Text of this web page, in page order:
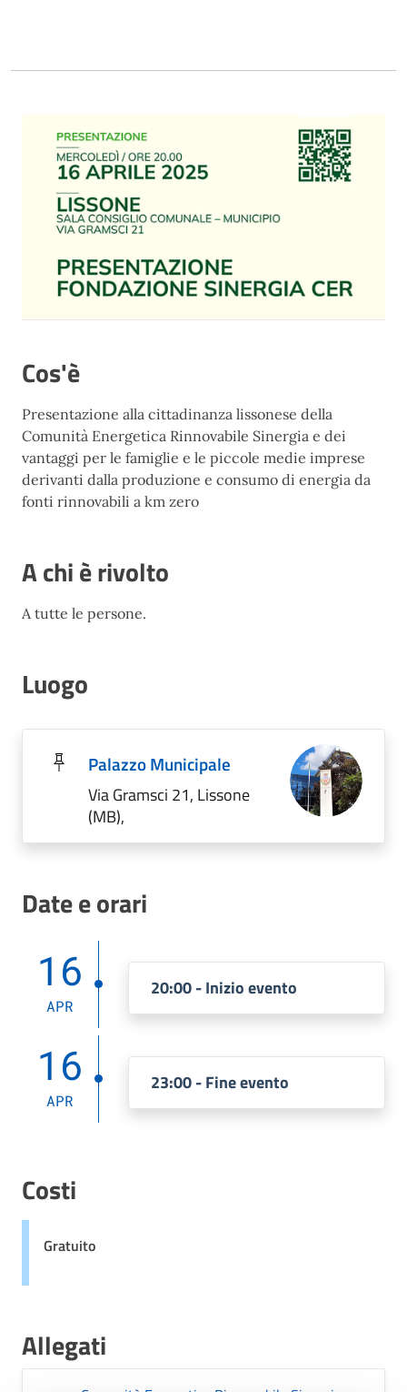
Cos'è
Presentazione alla cittadinanza lissonese della
Comunità Energetica Rinnovabile Sinergia e dei
vantaggi per le famiglie e le piccole medie imprese
derivanti dalla produzione e consumo di energia da
fonti rinnovabili a km zero
A chi è rivolto
A tutte le persone.
Luogo
Palazzo Municipale
Via Gramsci 21, Lissone
(MB),
Date e orari
16
APR
20:00 - Inizio evento
16
APR
23:00 - Fine evento
Costi
Gratuito
Allegati